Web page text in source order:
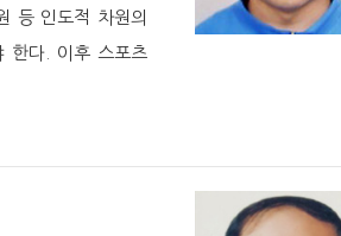
등 인도적 차원의
한다. 이후 스포츠